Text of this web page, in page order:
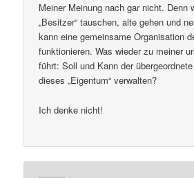
Meiner Meinung nach gar nicht. Denn
„Besitzer“ tauschen, alte gehen und
kann eine gemeinsame Organisation
funktionieren. Was wieder zu meiner
führt: Soll und Kann der
dieses „Eigentum“ verwalten?
Ich denke nicht!